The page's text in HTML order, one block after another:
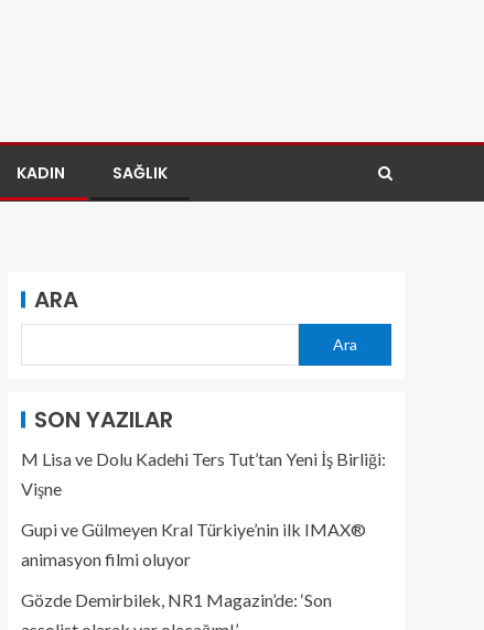
KADIN SAĞLIK
ARA
Ara
SON YAZILAR
M Lisa ve Dolu Kadehi Ters Tut’tan Yeni İş Birliği:
Vişne
Gupi ve Gülmeyen Kral Türkiye’nin ilk IMAX®
animasyon filmi oluyor
Gözde Demirbilek, NR1 Magazin’de: ‘Son